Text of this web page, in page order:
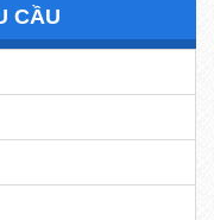
CẦU